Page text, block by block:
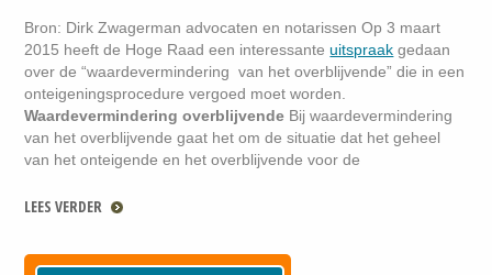
Bron: Dirk Zwagerman advocaten en notarissenOp 3 maart
2015 heeft de Hoge Raad een interessanteuitspraak gedaan
over de “waardevermindering van het overblijvende” die in een
onteigeningsprocedure vergoed moet worden.
Waardevermindering overblijvende Bij waardevermindering
van het overblijvende gaat het om de situatie dat het geheel
van het onteigende en het overblijvende voor de
LEES VERDER